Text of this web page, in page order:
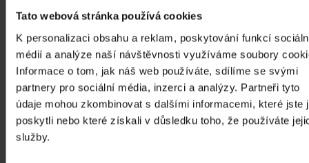
Tato webová stránka používá cookies
K personalizaci obsahu a reklam, poskytování funkcí
médií a analýze naší návštěvnosti využíváme soubory
Informace o tom, jak náš web používáte, sdílíme se svými
partnery pro sociální média, inzerci a analýzy. Partneři tyto
údaje mohou zkombinovat s dalšími informacemi, které jste
poskytli nebo které získali v důsledku toho, že používáte
služby.
Stray Kids: NoEasy
CD
Skladem 699 Kč
Blackpink: Born Pink (BOX, Pink